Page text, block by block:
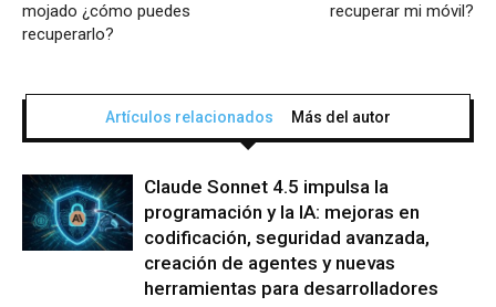
mojado ¿cómo puedes
recuperarlo?
recuperar mi móvil?
Artículos relacionados Más del autor
Claude Sonnet 4.5 impulsa la
programación y la IA: mejoras en
codificación, seguridad avanzada,
creación de agentes y nuevas
herramientas para desarrolladores